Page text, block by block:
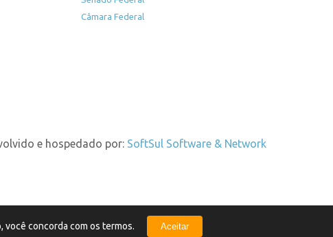
Câmara Federal
e hospedado por: SoftSul Software & Network
você concorda com os termos. Aceitar